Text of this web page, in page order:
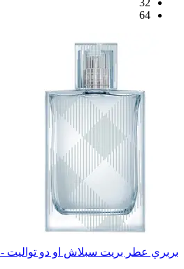
32
64
بربري عطر بريت سبلاش او دو تواليت - 50 مل